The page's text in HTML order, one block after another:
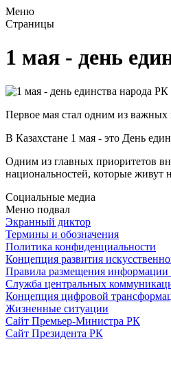
Меню
Страницы
1 мая - день
Первое мая стал одним из важных
В Казахстане 1 мая - это День
Одним из главных приоритетов
национальностей, которые живут
Социальные медиа
Меню подвал
Экранный диктор
Термины и обозначения
Политика конфиденциальности
Концепция развития
Правила размещения информации
Служба центральных
Концепция цифровой
Жизненные ситуации
Сайт Премьер-Министра РК
Сайт Президента РК